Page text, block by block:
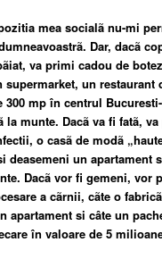
mea socialã nu-mi
Dar, dacã
va primi cadou de
supermarket, un restaurant
300 mp în centrul
munte. Dacã va fi fatã,
o casã de modã
deasemeni un apartament
Dacã vor fi gemeni, vor
a cãrnii, cãte o fabricã
apartament si câte un
în valoare de 5